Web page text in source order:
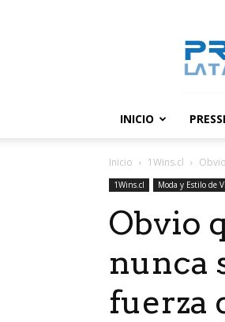
noticias
INICIO
Inicio 1Wins.cl
1Wins.cl Moda y Estilo de
Obvio
nunca
fuerza